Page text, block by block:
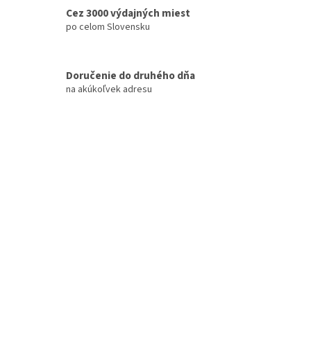
Cez 3000 výdajných miest
po celom Slovensku
Doručenie do druhého dňa
na akúkoľvek adresu